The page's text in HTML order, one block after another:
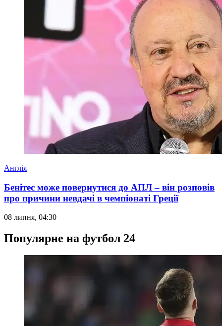
Англія
Бенітес може повернутися до АПЛ – він розповів
про причини невдачі в чемпіонаті Греції
08 липня, 04:30
Популярне на футбол 24